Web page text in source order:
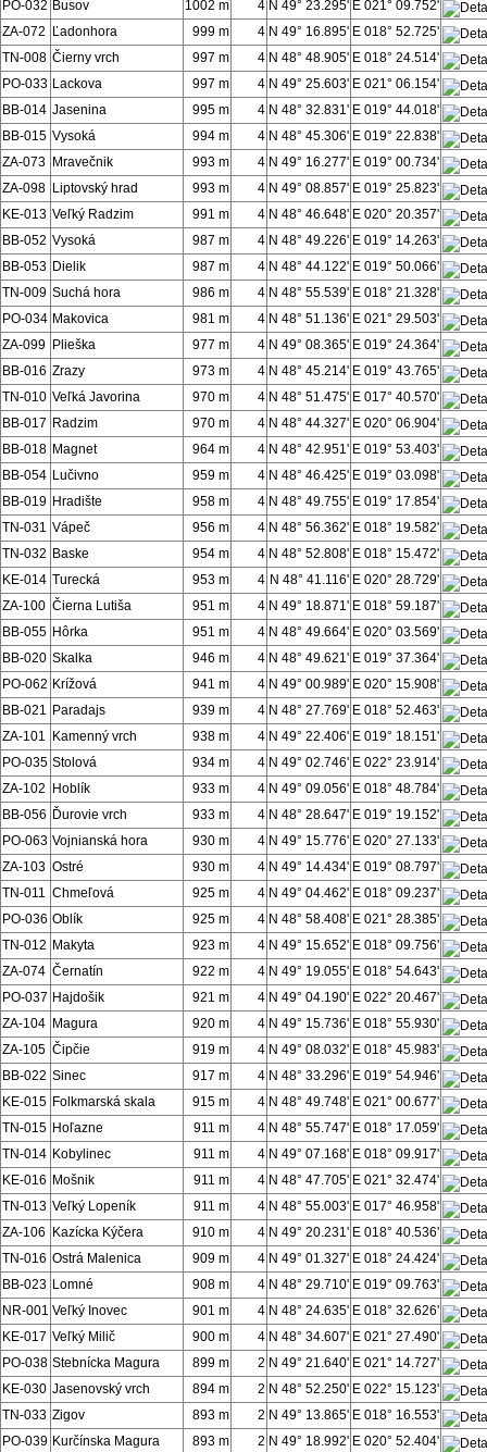
PO-032 Busov 1002 m 4 N 49° 23.295' E 021° 09.752'
ZA-072
Ľadonhora 999 m 4 N 49° 16.895' E 018° 52.725'
TN-008 Čierny vrch 997 m 4 N 48° 48.905' E 018° 24.514'
PO-033 Lackova 997 m 4 N 49° 25.603' E 021° 06.154'
BB-014 Jasenina 995 m 4 N 48° 32.831' E 019° 44.018'
BB-015 Vysoká 994 m 4 N 48° 45.306' E 019° 22.838'
ZA-073 Mravečnik 993 m 4 N 49° 16.277' E 019° 00.734'
ZA-098 Liptovský hrad 993 m 4 N 49° 08.857' E 019° 25.823'
KE-013 Veľký Radzim 991 m 4 N 48° 46.648' E 020° 20.357'
BB-052 Vysoká 987 m 4 N 48° 49.226' E 019° 14.263'
BB-053 Dielik 987 m 4 N 48° 44.122' E 019° 50.066'
TN-009 Suchá hora 986 m 4 N 48° 55.539' E 018° 21.328'
PO-034 Makovica 981 m 4 N 48° 51.136' E 021° 29.503'
ZA-099 Plieška 977 m 4 N 49° 08.365' E 019° 24.364'
BB-016 Zrazy 973 m 4 N 48° 45.214' E 019° 43.765'
TN-010 Veľká Javorina 970 m 4 N 48° 51.475' E 017° 40.570'
BB-017 Radzim 970 m 4 N 48° 44.327' E 020° 06.904'
BB-018 Magnet 964 m 4 N 48° 42.951' E 019° 53.403'
BB-054 Lučivno 959 m 4 N 48° 46.425' E 019° 03.098'
BB-019 Hradište 958 m 4 N 48° 49.755' E 019° 17.854'
TN-031 Vápeč 956 m 4 N 48° 56.362' E 018° 19.582'
TN-032 Baske 954 m 4 N 48° 52.808' E 018° 15.472'
KE-014 Turecká 953 m 4 N 48° 41.116' E 020° 28.729'
ZA-100 Čierna Lutiša 951 m 4 N 49° 18.871' E 018° 59.187'
BB-055 Hôrka 951 m 4 N 48° 49.664' E 020° 03.569'
BB-020 Skalka 946 m 4 N 48° 49.621' E 019° 37.364'
PO-062 Krížová 941 m 4 N 49° 00.989' E 020° 15.908'
BB-021 Paradajs 939 m 4 N 48° 27.769' E 018° 52.463'
ZA-101
Kamenný vrch 938 m 4 N 49° 22.406' E 019° 18.151'
PO-035 Stolová 934 m 4 N 49° 02.746' E 022° 23.914'
ZA-102
Hoblík 933 m 4 N 49° 09.056' E 018° 48.784'
BB-056 Ďurovie vrch 933 m 4 N 48° 28.647' E 019° 19.152'
PO-063 Vojnianská hora 930 m 4 N 49° 15.776' E 020° 27.133'
ZA-103 Ostré 930 m 4 N 49° 14.434' E 019° 08.797'
TN-011 Chmeľová 925 m 4 N 49° 04.462' E 018° 09.237'
PO-036 Oblík 925 m 4 N 48° 58.408' E 021° 28.385'
TN-012 Makyta 923 m 4 N 49° 15.652' E 018° 09.756'
ZA-074 Černatín 922 m 4 N 49° 19.055' E 018° 54.643'
PO-037 Hajdošik 921 m 4 N 49° 04.190' E 022° 20.467'
ZA-104 Magura 920 m 4 N 49° 15.736' E 018° 55.930'
ZA-105 Čipčie 919 m 4 N 49° 08.032' E 018° 45.983'
BB-022 Sinec 917 m 4 N 48° 33.296' E 019° 54.946'
KE-015 Folkmarská skala 915 m 4 N 48° 49.748' E 021° 00.677'
TN-015 Hoľazne 911 m 4 N 48° 55.747' E 018° 17.059'
TN-014 Kobylinec 911 m 4 N 49° 07.168' E 018° 09.917'
KE-016 Mošnik 911 m 4 N 48° 47.705' E 021° 32.474'
TN-013 Veľký Lopeník 911 m 4 N 48° 55.003' E 017° 46.958'
ZA-106
Kazícka Kýčera 910 m 4 N 49° 20.231' E 018° 40.536'
TN-016 Ostrá Malenica 909 m 4 N 49° 01.327' E 018° 24.424'
BB-023 Lomné 908 m 4 N 48° 29.710' E 019° 09.763'
NR-001 Veľký Inovec 901 m 4 N 48° 24.635' E 018° 32.626'
KE-017 Veľký Milič 900 m 4 N 48° 34.607' E 021° 27.490'
PO-038 Stebnícka Magura 899 m 2 N 49° 21.640' E 021° 14.727'
KE-030 Jasenovský vrch 894 m 2 N 48° 52.250' E 022° 15.123'
TN-033 Zigov 893 m 2 N 49° 13.865' E 018° 16.553'
PO-039 Kurčínska Magura 893 m 2 N 49° 18.992' E 020° 52.404'